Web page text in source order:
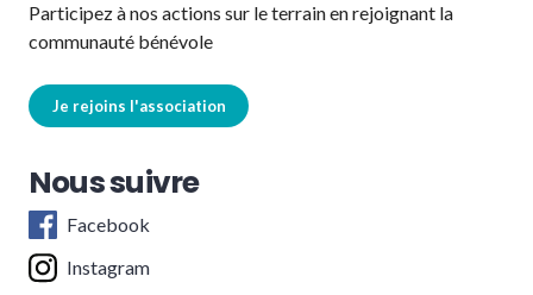
Participez à nos actions sur le terrain en rejoignant la
communauté bénévole
Je rejoins l'association
Nous suivre
Facebook
Instagram